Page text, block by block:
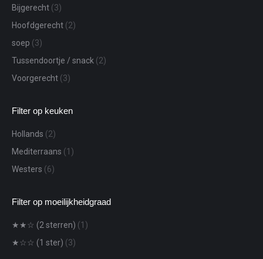
Bijgerecht (3)
Hoofdgerecht (2)
soep (3)
Tussendoortje / snack (2)
Voorgerecht (3)
Filter op keuken
Hollands (2)
Mediterraans (1)
Westers (6)
Filter op moeilijkheidgraad
★★☆ (2 sterren) (1)
★☆☆ (1 ster) (3)